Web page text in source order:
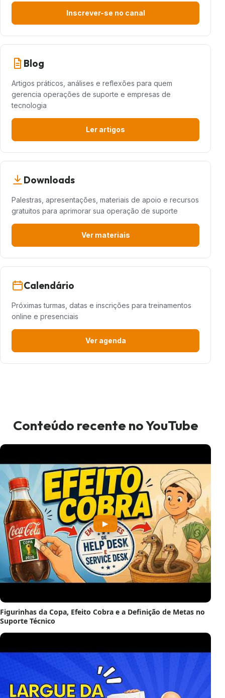
Inscrever-se no canal
Blog
Artigos práticos, análises e reflexões para quem
gerencia operações de suporte e empresas de
tecnologia
Ler artigos
Downloads
Palestras, apresentações, materiais de apoio e recursos
gratuitos para aprimorar sua operação de suporte
Ver materiais
Calendário
Próximas turmas, datas e inscrições para treinamentos
online e presenciais
Ver agenda
Conteúdo recente no YouTube
▶
Figurinhas da Copa, Efeito Cobra e a Definição de Metas no
Suporte Técnico